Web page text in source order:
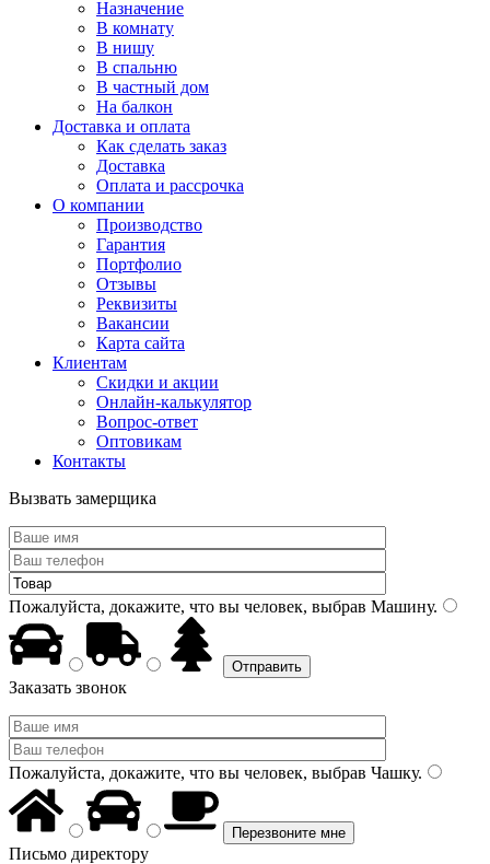
Назначение
В комнату
В нишу
В спальню
В частный дом
На балкон
Доставка и оплата
Как сделать заказ
Доставка
Оплата и рассрочка
О компании
Производство
Гарантия
Портфолио
Отзывы
Реквизиты
Вакансии
Карта сайта
Клиентам
Скидки и акции
Онлайн-калькулятор
Вопрос-ответ
Оптовикам
Контакты
Вызвать замерщика
Пожалуйста, докажите, что вы человек, выбрав Машину.
Заказать звонок
Пожалуйста, докажите, что вы человек, выбрав Чашку.
Письмо директору